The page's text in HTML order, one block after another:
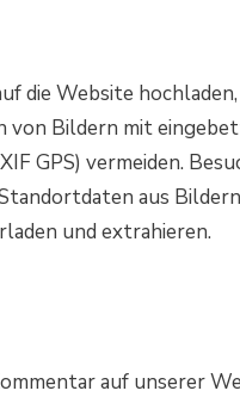
die Website
von Bildern mit
GPS) vermeiden.
aus
und extrahieren.
auf unserer